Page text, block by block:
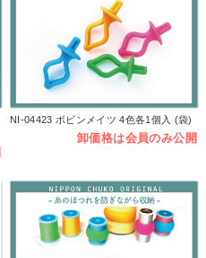
NI-04423 ボビンメイツ 4色各1個入 (袋)
卸価格は会員のみ公開